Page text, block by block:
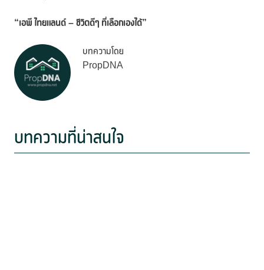
“เอพี ไทยแลนด์– ชีวิตดีๆ ที่เลือกเองได้”
บทความโดย
PropDNA
บทความที่น่าสนใจ